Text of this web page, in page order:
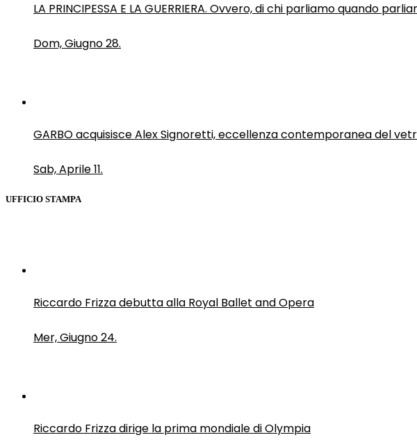
LA PRINCIPESSA E LA GUERRIERA. Ovvero, di chi parliamo quando
Dom, Giugno 28.
GARBO acquisisce Alex Signoretti, eccellenza contemporanea del
Sab, Aprile 11.
UFFICIO STAMPA
Riccardo Frizza debutta alla Royal Ballet and Opera
Mer, Giugno 24.
Riccardo Frizza dirige la prima mondiale di Olympia